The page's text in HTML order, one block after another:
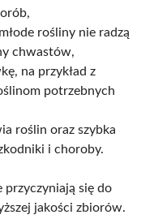
rośliny nie radzą
chwastów,
na przykład z
potrzebnych
roślin oraz szybka
i choroby.
przyczyniają się do
jakości zbiorów.